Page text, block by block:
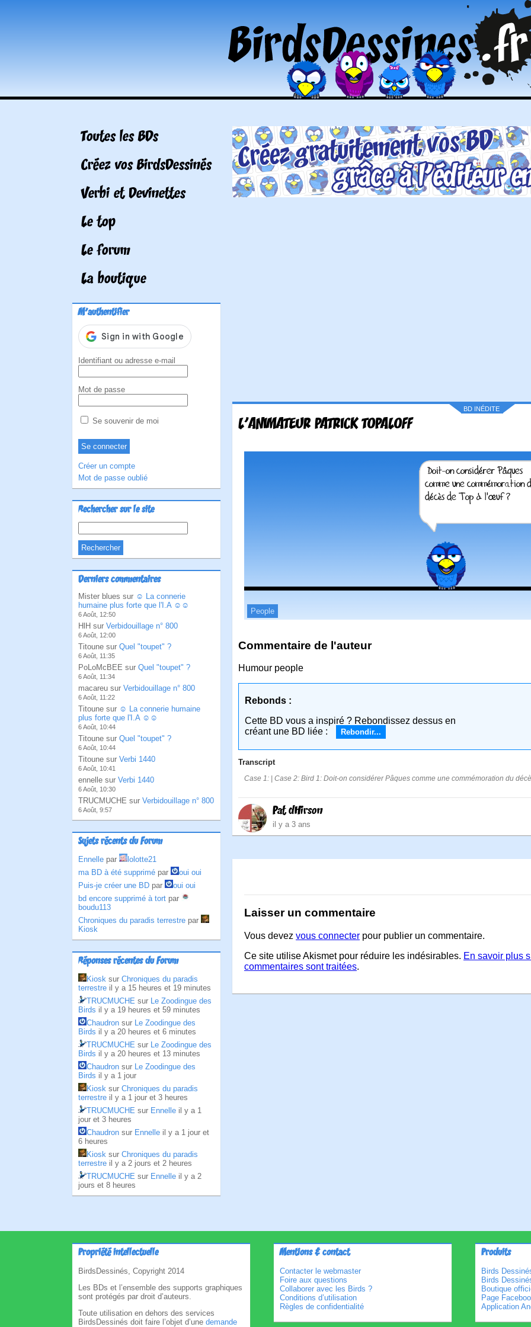
Toutes les BDs
Créez vos BirdsDessinés
Verbi et Devinettes
Le top
Le forum
La boutique
M'authentifier
Identifiant ou adresse e-mail
Mot de passe
Se souvenir de moi
Créer un compte
Mot de passe oublié
Rechercher sur le site
Derniers commentaires
Mister blues sur ☺ La connerie
humaine plus forte que l'I.A ☺☺
6 Août, 12:50
HlH sur Verbidouillage n° 800
6 Août, 12:00
Titoune sur Quel "toupet" ?
6 Août, 11:35
PoLoMcBEE sur Quel "toupet" ?
6 Août, 11:34
macareu sur Verbidouillage n° 800
6 Août, 11:22
Titoune sur ☺ La connerie humaine
plus forte que l'I.A ☺☺
6 Août, 10:44
Titoune sur Quel "toupet" ?
6 Août, 10:44
Titoune sur Verbi 1440
6 Août, 10:41
ennelle sur Verbi 1440
6 Août, 10:30
TRUCMUCHE sur Verbidouillage n° 800
6 Août, 9:57
Sujets récents du Forum
Ennelle par
lolotte21
ma BD à été supprimé par
oui oui
Puis-je créer une BD par
oui oui
bd encore supprimé à tort par
boudu113
Chroniques du paradis terrestre par
Kiosk
Réponses récentes du Forum
Kiosk sur Chroniques du paradis
terrestre il y a 15 heures et 19 minutes
TRUCMUCHE sur Le Zoodingue des
Birds il y a 19 heures et 59 minutes
Chaudron sur Le Zoodingue des
Birds il y a 20 heures et 6 minutes
TRUCMUCHE sur Le Zoodingue des
Birds il y a 20 heures et 13 minutes
Chaudron sur Le Zoodingue des
Birds il y a 1 jour
Kiosk sur Chroniques du paradis
terrestre il y a 1 jour et 3 heures
TRUCMUCHE sur Ennelle il y a 1
jour et 3 heures
Chaudron sur Ennelle il y a 1 jour et
6 heures
Kiosk sur Chroniques du paradis
terrestre il y a 2 jours et 2 heures
TRUCMUCHE sur Ennelle il y a 2
jours et 8 heures
BD INÉDITE
L'ANIMATEUR PATRICK TOPALOFF
People
Commentaire de l'auteur
Humour people
Rebonds :
Cette BD vous a inspiré ? Rebondissez dessus en
créant une BD liée :
Rebondir...
Transcript
Case 1: | Case 2: Bird 1: Doit-on considérer Pâques comme une commémoration du
Pat dHirson
il y a 3 ans
Laisser un commentaire
Vous devez vous connecter pour publier un commentaire.
Ce site utilise Akismet pour réduire les indésirables. En savoir plus
commentaires sont traitées.
Propriété intellectuelle
BirdsDessinés, Copyright 2014
Les BDs et l’ensemble des supports graphiques
sont protégés par droit d’auteurs.
Toute utilisation en dehors des services
BirdsDessinés doit faire l’objet d’une demande
Mentions & contact
Contacter le webmaster
Foire aux questions
Collaborer avec les Birds ?
Conditions d’utilisation
Règles de confidentialité
Produits
Birds
Birds
Boutique
Page
Application